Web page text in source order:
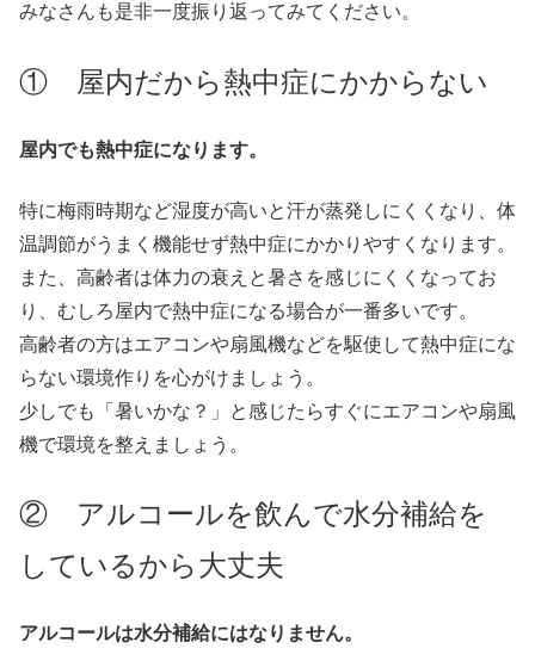
みなさんも是非一度振り返ってみてください。
① 屋内だから熱中症にかからない
屋内でも熱中症になります。
特に梅雨時期など湿度が高いと汗が蒸発しにくくなり、体
温調節がうまく機能せず熱中症にかかりやすくなります。
また、高齢者は体力の衰えと暑さを感じにくくなってお
り、むしろ屋内で熱中症になる場合が一番多いです。
高齢者の方はエアコンや扇風機などを駆使して熱中症にな
らない環境作りを心がけましょう。
少しでも「暑いかな？」と感じたらすぐにエアコンや扇風
機で環境を整えましょう。
② アルコールを飲んで水分補給を
しているから大丈夫
アルコールは水分補給にはなりません。